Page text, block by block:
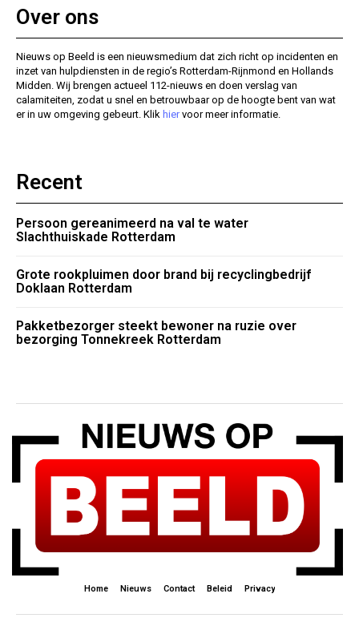
Over ons
Nieuws op Beeld is een nieuwsmedium dat zich richt op incidenten en
inzet van hulpdiensten in de regio’s Rotterdam-Rijnmond en Hollands
Midden. Wij brengen actueel 112-nieuws en doen verslag van
calamiteiten, zodat u snel en betrouwbaar op de hoogte bent van wat
er in uw omgeving gebeurt. Klik hiervoor meer informatie.
Recent
Persoon gereanimeerd na val te water
Slachthuiskade Rotterdam
Grote rookpluimen door brand bij recyclingbedrijf
Doklaan Rotterdam
Pakketbezorger steekt bewoner na ruzie over
bezorging Tonnekreek Rotterdam
Home Nieuws Contact Beleid Privacy